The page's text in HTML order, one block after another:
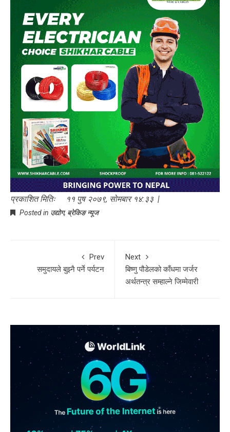
प्रकाशित मितिः ११ पुष २०७९, सोमबार १४:३३ |
Posted in उद्योग, ब्रेकिङ न्यूज
Prev
समुदायले बुझ्नै पर्ने पर्यटन
Next
बिष्णु पौडेलको काँधमा जर्जर
अर्थतन्त्र सम्हाल्ने जिम्मेवारी